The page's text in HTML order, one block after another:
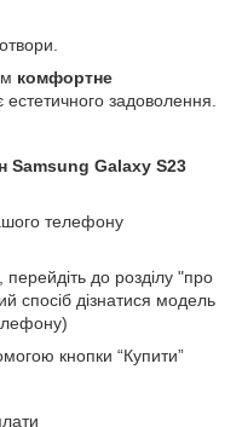
комфортне
задоволення.
Galaxy S23
телефону
до розділу "про
спосіб дізнатися модель
кнопки “Купити”